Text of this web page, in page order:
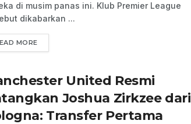
di musim panas ini. Klub Premier League
dikabarkan ...
MORE
United Resmi
Joshua Zirkzee dari
Transfer Pertama